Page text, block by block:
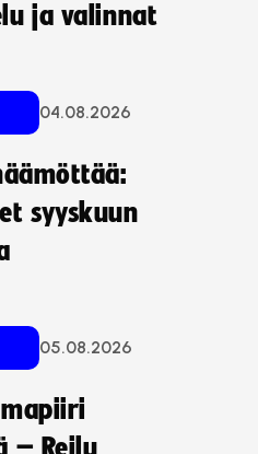
ja valinnat
04.08.2026
syyskuun
05.08.2026